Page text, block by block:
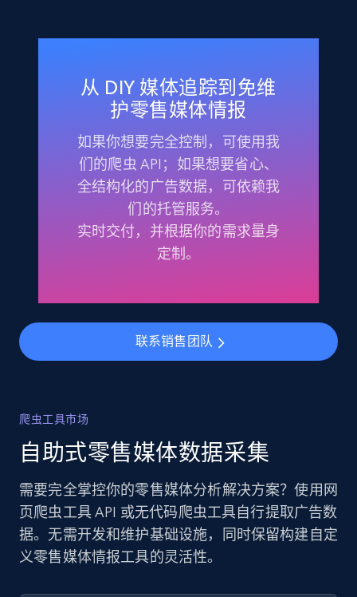
从 DIY 媒体追踪到免维
护零售媒体情报
如果你想要完全控制，可使用我
们的爬虫 API；如果想要省心、
全结构化的广告数据，可依赖我
们的托管服务。
实时交付，并根据你的需求量身
定制。
联系销售团队
爬虫工具市场
自助式零售媒体数据采集
需要完全掌控你的零售媒体分析解决方案？使用网
页爬虫工具 API 或无代码爬虫工具自行提取广告数
据。无需开发和维护基础设施，同时保留构建自定
义零售媒体情报工具的灵活性。